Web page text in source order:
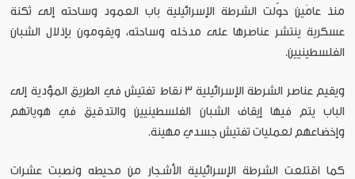
منذ عامَين حوّلت الشرطة الإسرائيلية باب العمود وساحته إلى ثكنة
عسكرية ينتشر عناصرها على مدخله وساحته، ويقومون بإذلال الشبان
الفلسطينيين.
ويقيم عناصر الشرطة الإسرائيلية 3 نقاط تفتيش في الطريق المؤدية إلى
الباب يتم فيها إيقاف الشبان الفلسطينيين والتدقيق في هوياتهم
وإخضاعهم لعمليات تفتيش جسدي مهينة.
كما اقتلعت الشرطة الإسرائيلية الأشجار من محيطه ونصبت عشرات